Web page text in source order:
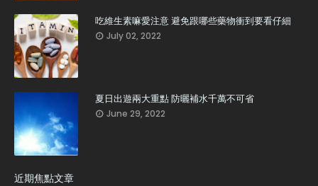
吃維生素嘛愛注意 避免跟哪些藥物衝到要看仔細
July 02, 2022
夏日出遊兩大重點 防曬補水千萬不可省
June 29, 2022
近期焦點文章